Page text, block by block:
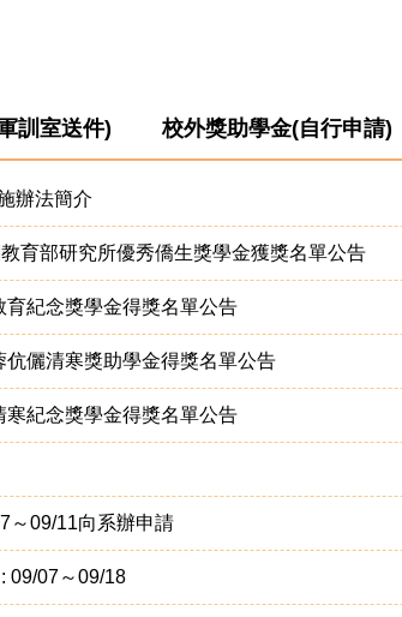
訓室送件) 校外獎助學金(自行申請)
辦法簡介
育部研究所優秀僑生獎學金獲獎名單公告
育紀念獎學金得獎名單公告
伉儷清寒獎助學金得獎名單公告
寒紀念獎學金得獎名單公告
～09/11向系辦申請
09/07～09/18